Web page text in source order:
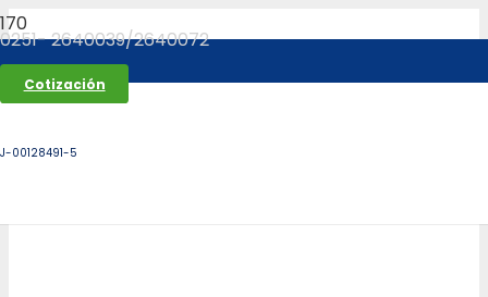
0251- 2640039/2640072
Cotización
J-00128491-5